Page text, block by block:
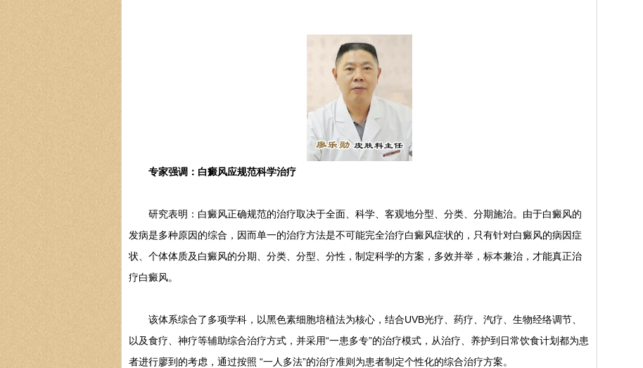
专家强调：白癜风应规范科学治疗
研究表明：白癜风正确规范的治疗取决于全面、科学、客观地分型、分类、分期施治。由于白癜风的
发病是多种原因的综合，因而单一的治疗方法是不可能完全治疗白癜风症状的，只有针对白癜风的病因症
状、个体体质及白癜风的分期、分类、分型、分性，制定科学的方案，多效并举，标本兼治，才能真正治
疗白癜风。
该体系综合了多项学科，以黑色素细胞培植法为核心，结合UVB光疗、药疗、汽疗、生物经络调节、
以及食疗、神疗等辅助综合治疗方式，并采用“一患多专”的治疗模式，从治疗、养护到日常饮食计划都为患
者进行廖到的考虑，通过按照 “一人多法”的治疗准则为患者制定个性化的综合治疗方案。